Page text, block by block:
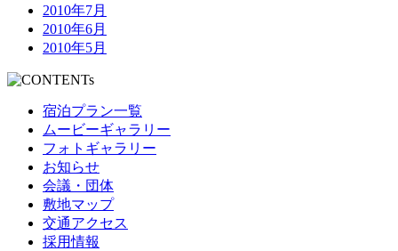
2010年7月
2010年6月
2010年5月
宿泊プラン一覧
ムービーギャラリー
フォトギャラリー
お知らせ
会議・団体
敷地マップ
交通アクセス
採用情報